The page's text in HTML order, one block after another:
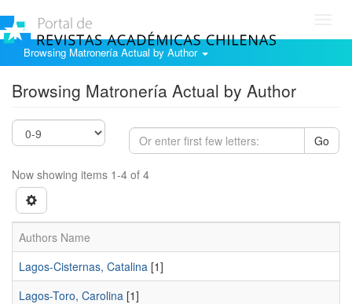
Browsing Matronería Actual by Author
Browsing Matronería Actual by Author
Go
Now showing items 1-4 of 4
Authors Name
Lagos-Cisternas, Catalina [1]
Lagos-Toro, Carolina [1]